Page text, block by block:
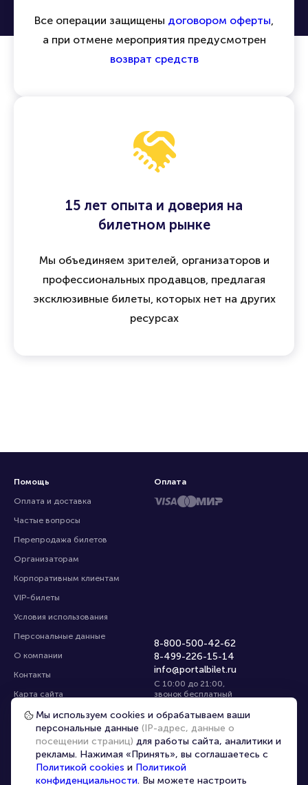
Все операции защищены договором оферты,
а при отмене мероприятия предусмотрен
возврат средств
15 лет опыта и доверия на
билетном рынке
Мы объединяем зрителей, организаторов и
профессиональных продавцов, предлагая
эксклюзивные билеты, которых нет на других
ресурсах
Помощь
Оплата и доставка
Частые вопросы
Перепродажа билетов
Организаторам
Корпоративным клиентам
VIP-билеты
Условия использования
Персональные данные
О компании
Контакты
Карта сайта
Управление cookies
8-800-500-42-62
8-499-226-15-14
info@portalbilet.ru
С 10:00 до 21:00,
звонок бесплатный
Все площадки
Оплата
Главная | Ростов-на-Дону
Мы используем cookies и обрабатываем ваши
персональные данные (IP-адрес, данные о
посещении страниц) для работы сайта, аналитики и
рекламы. Нажимая «Принять», вы соглашаетесь с
Политикой cookies и Политикой
конфиденциальности. Вы можете настроить